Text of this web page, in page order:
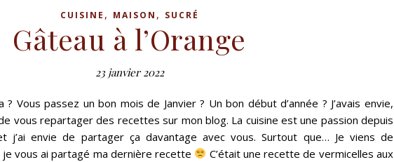
CUISINE , MAISON , SUCRÉ
Gâteau à l’Orange
23 janvier 2022
Vous passez un bon mois de Janvier ? Un bon début d’année ? J’avais envie,
vous repartager des recettes sur mon blog. La cuisine est une passion depuis
envie de partager ça davantage avec vous. Surtout que… Je viens de
vous ai partagé ma dernière recette
C’était une recette de vermicelles aux